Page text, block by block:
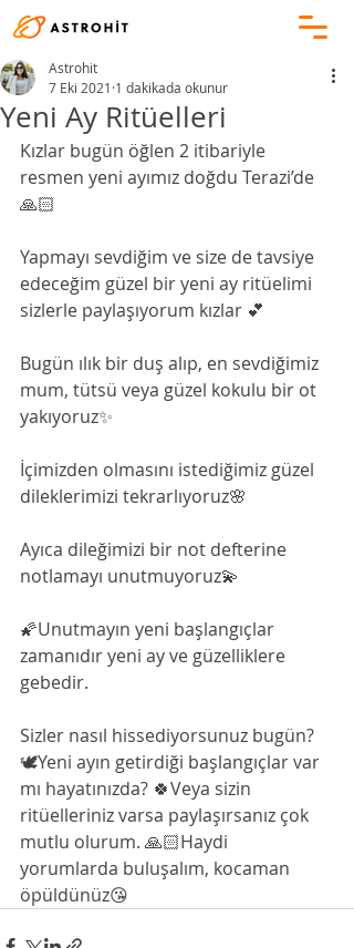
Yeni Ay Ritüelleri
Astrohit
7 Eki 2021 1 dakikada okunur
Kızlar bugün öğlen 2 itibariyle
resmen yeni ayımız doğdu Terazi’de
🙏🏻
Yapmayı sevdiğim ve size de tavsiye
edeceğim güzel bir yeni ay ritüelimi
sizlerle paylaşıyorum kızlar 💕
Bugün ılık bir duş alıp, en sevdiğimiz
mum, tütsü veya güzel kokulu bir ot
yakıyoruz✨
İçimizden olmasını istediğimiz güzel
dileklerimizi tekrarlıyoruz🌸
Ayıca dileğimizi bir not defterine
notlamayı unutmuyoruz💫
🌠Unutmayın yeni başlangıçlar
zamanıdır yeni ay ve güzelliklere
gebedir.
Sizler nasıl hissediyorsunuz bugün?
🕊Yeni ayın getirdiği başlangıçlar var
mı hayatınızda? 🍀Veya sizin
ritüelleriniz varsa paylaşırsanız çok
mutlu olurum. 🙏🏻Haydi
yorumlarda buluşalım, kocaman
öpüldünüz😘